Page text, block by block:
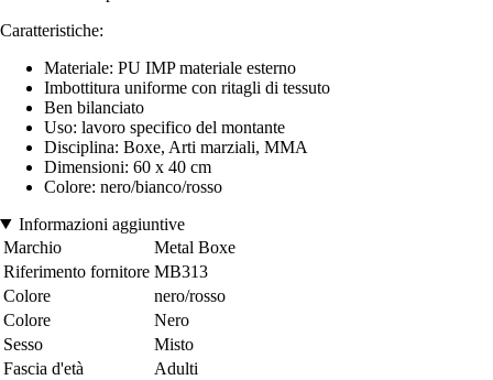
Caratteristiche:
Materiale: PU IMP materiale esterno
Imbottitura uniforme con ritagli di tessuto
Ben bilanciato
Uso: lavoro specifico del montante
Disciplina: Boxe, Arti marziali, MMA
Dimensioni: 60 x 40 cm
Colore: nero/bianco/rosso
Informazioni aggiuntive
Marchio
Metal Boxe
Riferimento fornitore MB313
Colore
nero/rosso
Colore
Nero
Sesso
Misto
Fascia d'età
Adulti